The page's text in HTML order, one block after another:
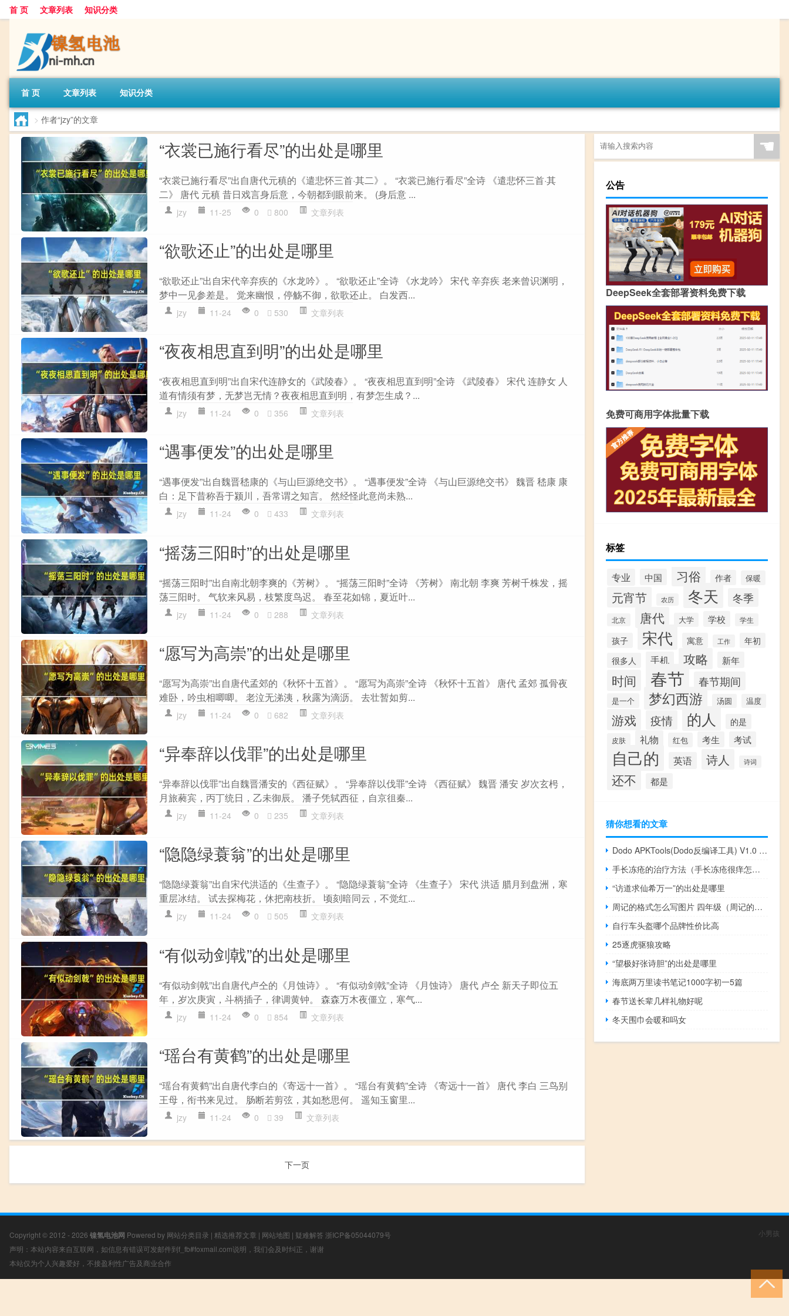
首 页 文章列表 知识分类
首 页 文章列表 知识分类
> 作者“jzy”的文章
“衣裳已施行看尽”的出处是哪里
“衣裳已施行看尽”出自唐代元稹的《遣悲怀三首·其二》。 “衣裳已施行看尽”全诗 《遣悲怀三首·其
二》 唐代 元稹 昔日戏言身后意，今朝都到眼前来。 (身后意 ...
jzy 11-25 0 800 文章列表
“欲歌还止”的出处是哪里
“欲歌还止”出自宋代辛弃疾的《水龙吟》。 “欲歌还止”全诗 《水龙吟》 宋代 辛弃疾 老来曾识渊明，
梦中一见参差是。 觉来幽恨，停觞不御，欲歌还止。 白发西...
jzy 11-24 0 530 文章列表
“夜夜相思直到明”的出处是哪里
“夜夜相思直到明”出自宋代连静女的《武陵春》。 “夜夜相思直到明”全诗 《武陵春》 宋代 连静女 人
道有情须有梦，无梦岂无情？夜夜相思直到明，有梦怎生成？...
jzy 11-24 0 356 文章列表
“遇事便发”的出处是哪里
“遇事便发”出自魏晋嵇康的《与山巨源绝交书》。 “遇事便发”全诗 《与山巨源绝交书》 魏晋 嵇康 康
白：足下昔称吾于颍川，吾常谓之知言。 然经怪此意尚未熟...
jzy 11-24 0 433 文章列表
“摇荡三阳时”的出处是哪里
“摇荡三阳时”出自南北朝李爽的《芳树》。 “摇荡三阳时”全诗 《芳树》 南北朝 李爽 芳树千株发，摇
荡三阳时。 气软来风易，枝繁度鸟迟。 春至花如锦，夏近叶...
jzy 11-24 0 288 文章列表
“愿写为高崇”的出处是哪里
“愿写为高崇”出自唐代孟郊的《秋怀十五首》。 “愿写为高崇”全诗 《秋怀十五首》 唐代 孟郊 孤骨夜
难卧，吟虫相唧唧。 老泣无涕洟，秋露为滴沥。 去壮暂如剪...
jzy 11-24 0 682 文章列表
“异奉辞以伐罪”的出处是哪里
“异奉辞以伐罪”出自魏晋潘安的《西征赋》。 “异奉辞以伐罪”全诗 《西征赋》 魏晋 潘安 岁次玄枵，
月旅蕤宾，丙丁统日，乙未御辰。 潘子凭轼西征，自京徂秦...
jzy 11-24 0 235 文章列表
“隐隐绿蓑翁”的出处是哪里
“隐隐绿蓑翁”出自宋代洪适的《生查子》。 “隐隐绿蓑翁”全诗 《生查子》 宋代 洪适 腊月到盘洲，寒
重层冰结。 试去探梅花，休把南枝折。 顷刻暗同云，不觉红...
jzy 11-24 0 505 文章列表
“有似动剑戟”的出处是哪里
“有似动剑戟”出自唐代卢仝的《月蚀诗》。 “有似动剑戟”全诗 《月蚀诗》 唐代 卢仝 新天子即位五
年，岁次庚寅，斗柄插子，律调黄钟。 森森万木夜僵立，寒气...
jzy 11-24 0 854 文章列表
“瑶台有黄鹤”的出处是哪里
“瑶台有黄鹤”出自唐代李白的《寄远十一首》。 “瑶台有黄鹤”全诗 《寄远十一首》 唐代 李白 三鸟别
王母，衔书来见过。 肠断若剪弦，其如愁思何。 遥知玉窗里...
jzy 11-24 0 39 文章列表
下一页
☚
公告
DeepSeek全套部署资料免费下载
免费可商用字体批量下载
标签
专业 中国 习俗 作者 保暖
元宵节 农历 冬天 冬季
北京 唐代 大学 学校 学生
孩子 宋代 寓意 工作
年初
很多人
手机 攻略 新年
时间 春节 春节期间
是一个 梦幻西游 汤圆 温度
游戏 疫情 的人 的是
皮肤 礼物 红包 考生 考试
自己的 英语 诗人 诗词
还不 都是
猜你想看的文章
Dodo APKTools(Dodo反编译工具) V1.0 绿色版（Dodo APKTools(Dodo反编译工具) V1.0 绿色版功能简介）
手长冻疮的治疗方法（手长冻疮很痒怎么办）
“访道求仙希万一”的出处是哪里
周记的格式怎么写图片 四年级（周记的格式怎么写图片）
自行车头盔哪个品牌性价比高
25逐虎驱狼攻略
“望极好张诗胆”的出处是哪里
海底两万里读书笔记1000字初一5篇
春节送长辈几样礼物好呢
冬天围巾会暖和吗女
Copyright © 2012 - 2026 镍氢电池网 Powered by 网站分类目录 | 精选推荐文章 | 网站地图 | 疑难解答 浙ICP备05044079号
声明：本站内容来自互联网，如信息有错误可发邮件到f_fb#foxmail.com说明，我们会及时纠正，谢谢
本站仅为个人兴趣爱好，不接盈利性广告及商业合作
小男孩